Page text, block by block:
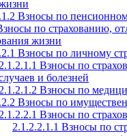
Взносы по
по страхованию,
жизни
Взносы по личному
2.1.2.1.1 Взносы по
и болезней
2.1.2.1.2 Взносы по
Взносы по
2.1.2.2.1 Взносы по
2.1.2.2.1.1 Взносы по